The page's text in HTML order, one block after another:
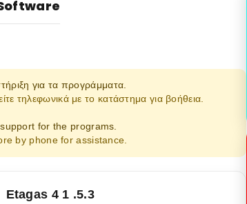
για τα προγράμματα.
τηλεφωνικά με το κατάστημα για βοήθεια.
for the programs.
by phone for assistance.
Etagas 4 1 .5.3